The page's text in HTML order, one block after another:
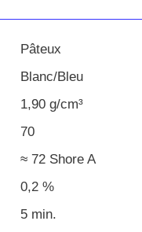
Pâteux
Blanc/Bleu
1,90 g/cm³
70
≈ 72 Shore A
0,2 %
5 min.